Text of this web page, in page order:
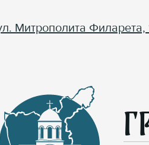
Митрополита Филарета,